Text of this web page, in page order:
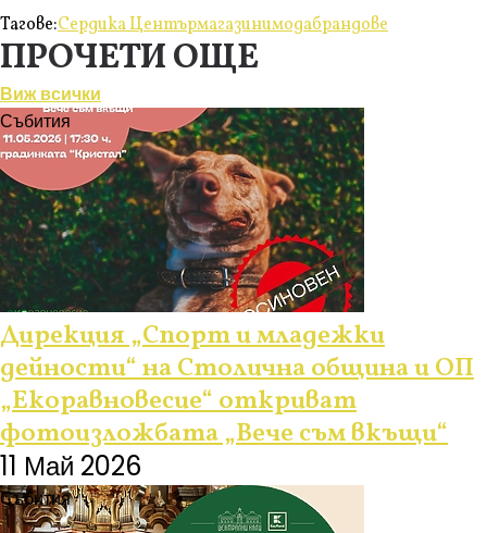
Тагове:Сердика Центърмагазинимодабрандове
ПРОЧЕТИ ОЩЕ
Виж всички
Събития
Дирекция „Спорт и младежки
дейности“ на Столична община и ОП
„Екоравновесие“ откриват
фотоизложбата „Вече съм вкъщи“
11 Май 2026
Събития